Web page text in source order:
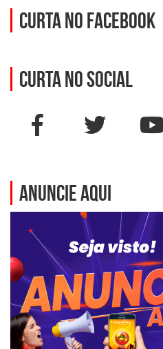
Curta no Facebook
Curta no social
ANUNCIE AQUI